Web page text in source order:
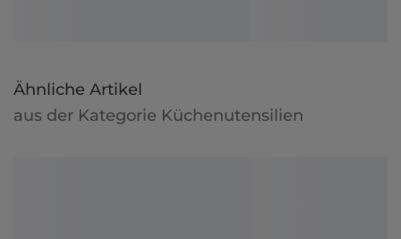
Ähnliche Artikel
aus der Kategorie Küchenutensilien